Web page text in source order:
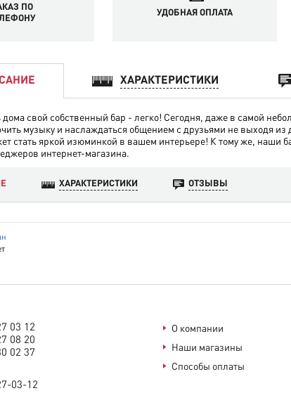
ПО
УДОБНАЯ ОПЛАТА
ХАРАКТЕРИСТИКИ
дома свой собственный бар - легко! Сегодня, даже в самой
музыку и наслаждаться общением с друзьями не выходя
стать яркой изюминкой в вашем интерьере! К тому же, наши
интернет-магазина.
ХАРАКТЕРИСТИКИ ОТЗЫВЫ
03 12
08 20
02 37
03-12
О компании
Наши магазины
Способы оплаты